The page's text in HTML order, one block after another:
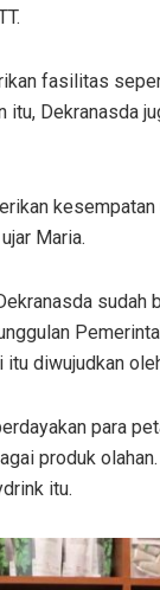
fasilitas
itu, Dekranasda
Maria.
sudah
diwujudkan
para
produk
itu.